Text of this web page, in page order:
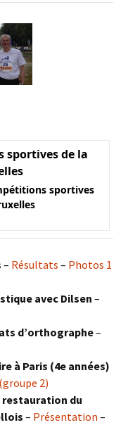
sportives de la
sportives
– Résultats – Photos 1
avec Dilsen –
d’orthographe–
à Paris (4e années)
2)
du
– Présentation –